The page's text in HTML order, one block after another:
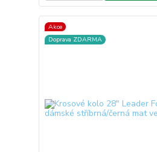
Akce
Doprava ZDARMA